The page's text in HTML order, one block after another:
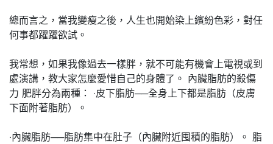
總而言之，當我變瘦之後，人生也開始染上繽紛色彩，對任
何事都躍躍欲試。
我常想，如果我像過去一樣胖，就不可能有機會上電視或到
處演講，教大家怎麼愛惜自己的身體了。 內臟脂肪的殺傷
力 肥胖分為兩種： ‧皮下脂肪──全身上下都是脂肪（皮膚
下面附著脂肪）。
‧內臟脂肪──脂肪集中在肚子（內臟附近囤積的脂肪）。 脂